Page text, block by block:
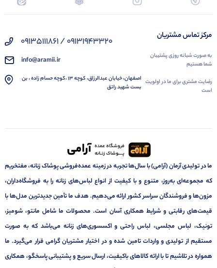
مرکز تماس مشتریان
به صورت شبانه روزی پشتیبان
شما هستیم
رضایت مشتری برای ما در اولویت
است
09131943320 / 09135111861
info@aramii.ir
اصفهان، خیابان عبدالرزاق، کوچه 13 ،کوچه حسام زاده ، بن
بست شهید راتق
ما در تولیدی آرمان (آرامی) با سال‌ها تجربه در زمینه عمده‌فروشی پوشاک زنانه، مفتخریم
که مجموعه‌ای به‌روز، متنوع و با کیفیت از انواع لباس‌های زنانه را به فروشگاه‌داران،
مزون‌ها و فروشندگان سراسر کشور ارائه می‌دهیم. هدف ما تأمین جدیدترین مدل‌ها با
قیمت‌های رقابتی و شرایط همکاری آسان است. محصولات ما شامل مانتو، شومیز،
تونیک، لباس مجلسی، لباس راحتی و اکسسوری‌های زنانه می‌باشد که به صورت
مستقیم از تولیدی و واردات تامین شده و در اختیار مشتریان گرامی قرار می‌گیرد. ما
همواره در تلاشیم تا با ارائه کالاهای باکیفیت، ارسال سریع و پشتیبانی پاسخگو، همکاری